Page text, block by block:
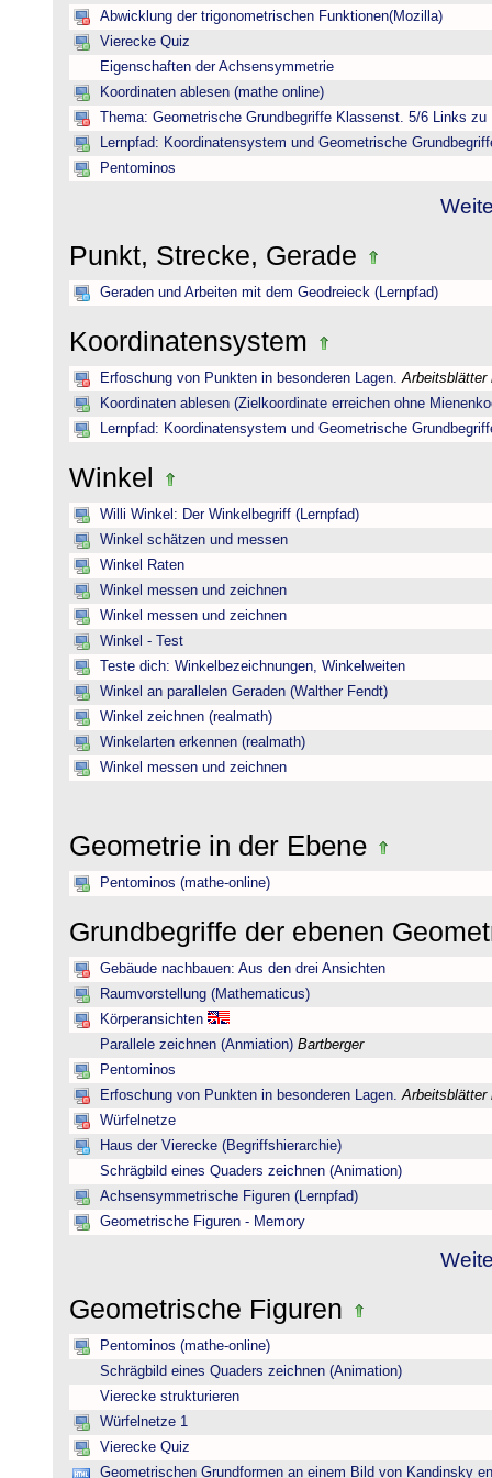
Abwicklung der trigonometrischen Funktionen(Mozilla)
Vierecke Quiz
Eigenschaften der Achsensymmetrie
Koordinaten ablesen (mathe online)
Thema: Geometrische Grundbegriffe Klassenst. 5/6 Links
Lernpfad: Koordinatensystem und Geometrische
Pentominos
Punkt, Strecke, Gerade
Geraden und Arbeiten mit dem Geodreieck (Lernpfad)
Koordinatensystem
Erfoschung von Punkten in besonderen Lagen. Arbeitsblätter
Koordinaten ablesen (Zielkoordinate erreichen ohne
Lernpfad: Koordinatensystem und Geometrische
Winkel
Willi Winkel: Der Winkelbegriff (Lernpfad)
Winkel schätzen und messen
Winkel Raten
Winkel messen und zeichnen
Winkel messen und zeichnen
Winkel - Test
Teste dich: Winkelbezeichnungen, Winkelweiten
Winkel an parallelen Geraden (Walther Fendt)
Winkel zeichnen (realmath)
Winkelarten erkennen (realmath)
Winkel messen und zeichnen
Geometrie in der Ebene
Pentominos (mathe-online)
Grundbegriffe der ebenen
Gebäude nachbauen: Aus den drei Ansichten
Raumvorstellung (Mathematicus)
Körperansichten
Parallele zeichnen (Anmiation) Bartberger
Pentominos
Erfoschung von Punkten in besonderen Lagen. Arbeitsblätter
Würfelnetze
Haus der Vierecke (Begriffshierarchie)
Schrägbild eines Quaders zeichnen (Animation)
Achsensymmetrische Figuren (Lernpfad)
Geometrische Figuren - Memory
Geometrische Figuren
Pentominos (mathe-online)
Schrägbild eines Quaders zeichnen (Animation)
Vierecke strukturieren
Würfelnetze 1
Vierecke Quiz
Geometrischen Grundformen an einem Bild von Kandinsky